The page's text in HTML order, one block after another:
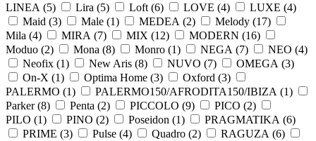
LINEA (5) Lira (5) Loft (6) LOVE (4) LUXE (4)
Maid (3) Male (1) MEDEA (2) Melody (17)
Mila (4) MIRA (7) MIX (12) MODERN (16)
Moduo (2) Mona (8) Monro (1) NEGA (7) NEO (4)
Neofix (1) New Aris (8) NUVO (7) OMEGA (3)
On-X (1) Optima Home (3) Oxford (3)
PALERMO (1) PALERMO150/AFRODITA150/IBIZA (1)
Parker (8) Penta (2) PICCOLO (9) PICO (2)
PILO (1) PINO (2) Poseidon (1) PRAGMATIKA (6)
PRIME (3) Pulse (4) Quadro (2) RAGUZA (6)